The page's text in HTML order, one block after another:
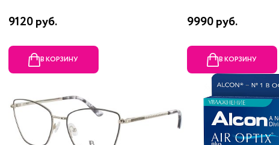
9120 руб.
В КОРЗИНУ
9990 руб.
В КОРЗИНУ